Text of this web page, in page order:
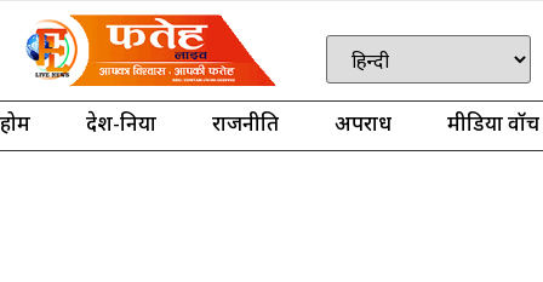
होम देश-दुनिया राजनीति अपराध मीडिया वॉच